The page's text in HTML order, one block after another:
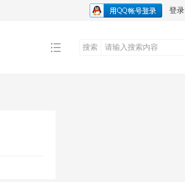
登录
搜索